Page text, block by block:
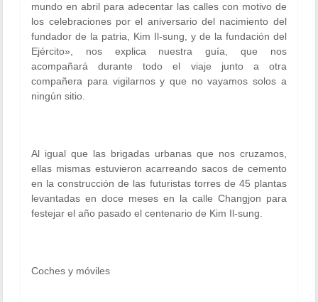
mundo en abril para adecentar las calles con motivo de
los celebraciones por el aniversario del nacimiento del
fundador de la patria, Kim Il-sung, y de la fundación del
Ejército», nos explica nuestra guía, que nos
acompañará durante todo el viaje junto a otra
compañera para vigilarnos y que no vayamos solos a
ningún sitio.
Al igual que las brigadas urbanas que nos cruzamos,
ellas mismas estuvieron acarreando sacos de cemento
en la construcción de las futuristas torres de 45 plantas
levantadas en doce meses en la calle Changjon para
festejar el año pasado el centenario de Kim Il-sung.
Coches y móviles